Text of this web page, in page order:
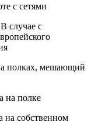
с сетями
с
мешающий
полке
собственном